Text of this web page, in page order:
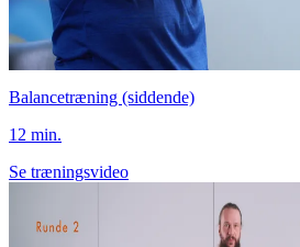
Balancetræning (siddende)
12 min.
Se træningsvideo